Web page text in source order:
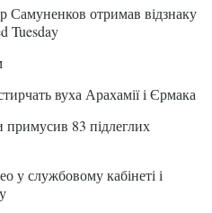
Самуненков отримав відзнаку
Tuesday
вуха Арахамії і Єрмака
примусив 83 підлеглих
у службовому кабінеті і